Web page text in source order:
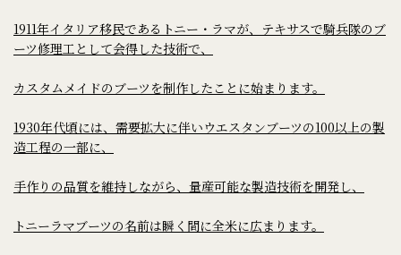
1911年イタリア移民であるトニー・ラマが、テキサスで騎兵隊のブ
ーツ修理工として会得した技術で、
カスタムメイドのブーツを制作したことに始まります。
1930年代頃には、需要拡大に伴いウエスタンブーツの100以上の製
造工程の一部に、
手作りの品質を維持しながら、量産可能な製造技術を開発し、
トニーラマブーツの名前は瞬く間に全米に広まります。